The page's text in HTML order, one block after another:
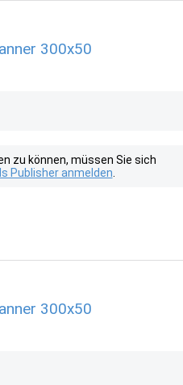
300x50
zu können, müssen Sie sich
Publisher anmelden
300x50